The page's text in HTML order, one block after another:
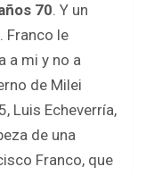
70. Y un
Franco le
a mi y no a
de Milei
Luis Echeverría,
de una
Franco, que